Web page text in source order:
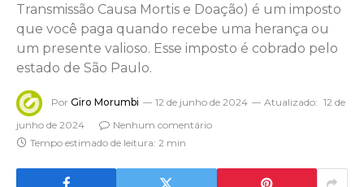
Transmissão Causa Mortis e Doação) é um imposto
que você paga quando recebe uma herança ou
um presente valioso. Esse imposto é cobrado pelo
estado de São Paulo.
Por Giro Morumbi 12 de junho de 2024 Atualizado: 12 de
junho de 2024
Nenhum comentário
Tempo estimado de leitura: 2 min